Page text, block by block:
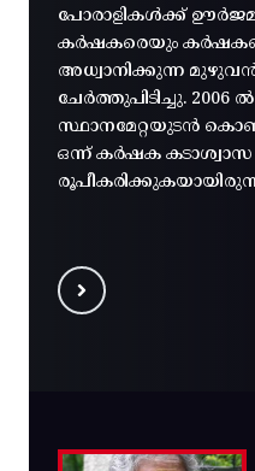
പോരാളികൾക്ക്
കർഷകരെയും
അധ്വാനിക്കുന്ന
ചേർത്തുപിടിച്ചു. 2006
സ്ഥാനമേറ്റയുടൻ
ഒന്ന് കർഷക